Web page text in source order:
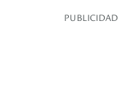
PUBLICIDAD